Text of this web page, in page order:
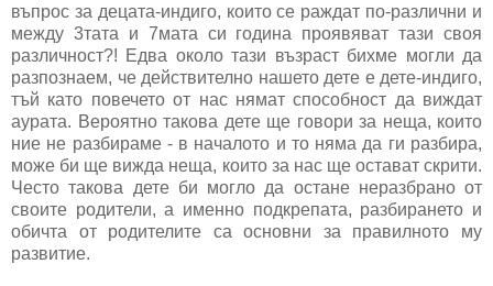
въпрос за децата-индиго, които се раждат по-различни и
между 3тата и 7мата си година проявяват тази своя
различност?! Едва около тази възраст бихме могли да
разпознаем, че действително нашето дете е дете-индиго,
тъй като повечето от нас нямат способност да виждат
аурата. Вероятно такова дете ще говори за неща, които
ние не разбираме - в началото и то няма да ги разбира,
може би ще вижда неща, които за нас ще остават скрити.
Често такова дете би могло да остане неразбрано от
своите родители, а именно подкрепата, разбирането и
обичта от родителите са основни за правилното му
развитие.